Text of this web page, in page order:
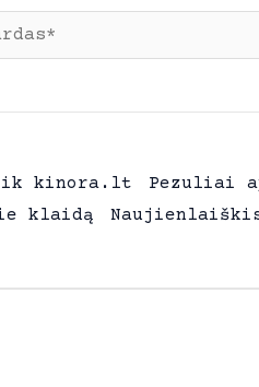
kinora.lt Pezuliai
klaidą